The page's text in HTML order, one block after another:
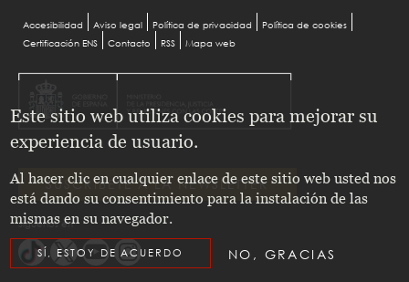
Menu
Pie
Accesibilidad Aviso legal Política de privacidad
Política de cookies
Certificación ENS
Contacto RSS Mapa web
SUSCRÍBETE A LA NEWSLETTER
Síguenos en
Este sitio web utiliza cookies para mejorar su
experiencia de usuario.
Al hacer clic en cualquier enlace de este sitio web usted nos
está dando su consentimiento para la instalación de las
mismas en su navegador.
SÍ, ESTOY DE ACUERDO NO, GRACIAS